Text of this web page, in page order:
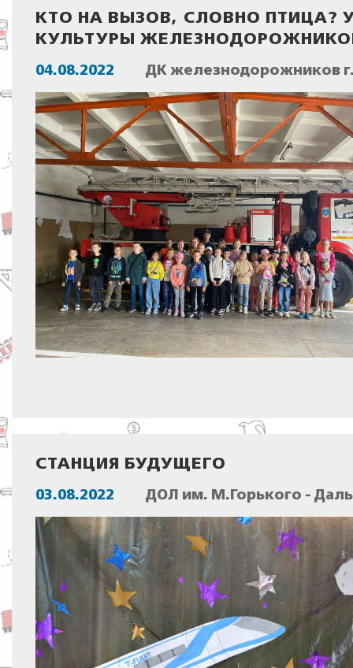
КТО НА ВЫЗОВ, СЛОВНО ПТИЦА?
КУЛЬТУРЫ
04.08.2022 ДК железнодорожников
СТАНЦИЯ БУДУЩЕГО
03.08.2022 ДОЛ им. М.Горького -